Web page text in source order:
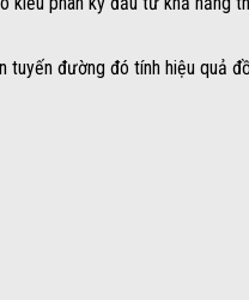
đường đó tính hiệu quả